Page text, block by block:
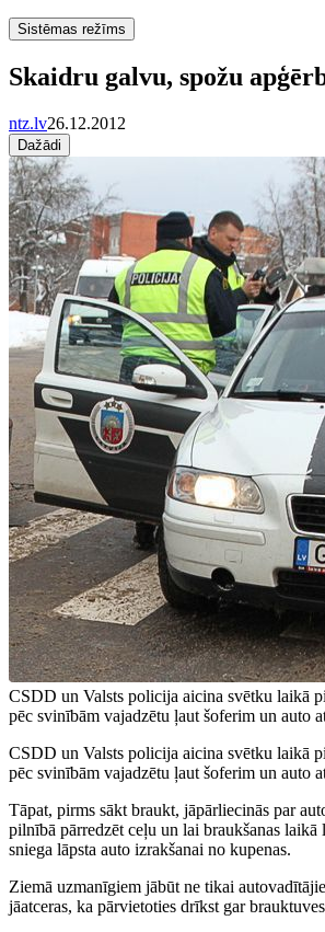
Sistēmas režīms
Skaidru galvu, spožu
ntz.lv26.12.2012
Dažādi
CSDD un Valsts policija aicina svētku laikā
pēc svinībām vajadzētu ļaut šoferim un auto
CSDD un Valsts policija aicina svētku laikā
pēc svinībām vajadzētu ļaut šoferim un auto
Tāpat, pirms sākt braukt, jāpārliecinās par
pilnībā pārredzēt ceļu un lai braukšanas
sniega lāpsta auto izrakšanai no kupenas.
Ziemā uzmanīgiem jābūt ne tikai
jāatceras, ka pārvietoties drīkst gar